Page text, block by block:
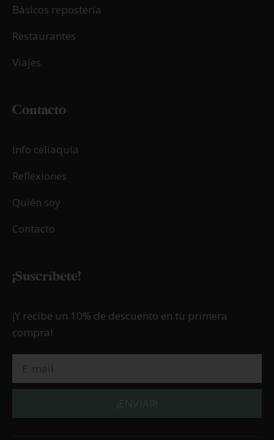
Básicos repostería
Restaurantes
Viajes
Contacto
Info celiaquía
Reflexiones
Quién soy
Contacto
¡Suscríbete!
¡Y recibe un 10% de descuento en tu primera
compra!
¡ENVIAR!